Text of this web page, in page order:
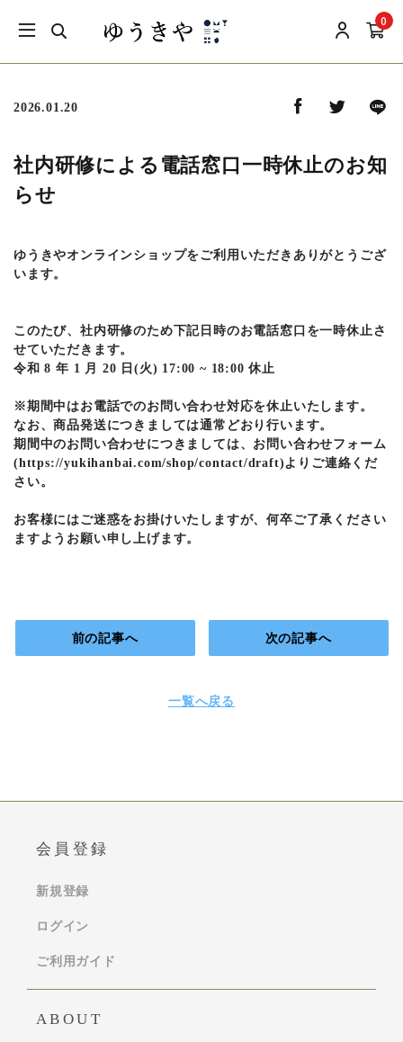
0
2026.01.20
社内研修による電話窓口一時休止のお知
らせ
ゆうきやオンラインショップをご利用いただきありがとうござ
います。
このたび、社内研修のため下記日時のお電話窓口を一時休止さ
せていただきます。
令和 8 年 1 月 20 日(火) 17:00 ~ 18:00 休止
※期間中はお電話でのお問い合わせ対応を休止いたします。
なお、商品発送につきましては通常どおり行います。
期間中のお問い合わせにつきましては、お問い合わせフォーム
(https://yukihanbai.com/shop/contact/draft)よりご連絡くだ
さい。
お客様にはご迷惑をお掛けいたしますが、何卒ご了承ください
ますようお願い申し上げます。
前の記事へ
一覧へ戻る
次の記事へ
会員登録
新規登録
ログイン
ご利用ガイド
ABOUT